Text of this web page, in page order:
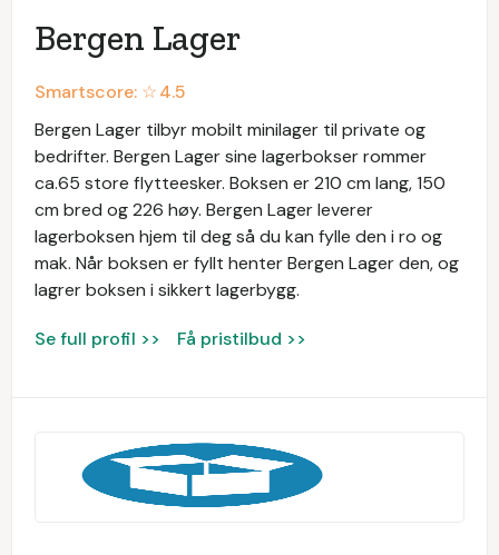
Bergen Lager
Smartscore: ☆4.5
Bergen Lager tilbyr mobilt minilager til private og
bedrifter. Bergen Lager sine lagerbokser rommer
ca.65 store flytteesker. Boksen er 210 cm lang, 150
cm bred og 226 høy. Bergen Lager leverer
lagerboksen hjem til deg så du kan fylle den i ro og
mak. Når boksen er fyllt henter Bergen Lager den, og
lagrer boksen i sikkert lagerbygg.
Se full profil >> Få pristilbud >>